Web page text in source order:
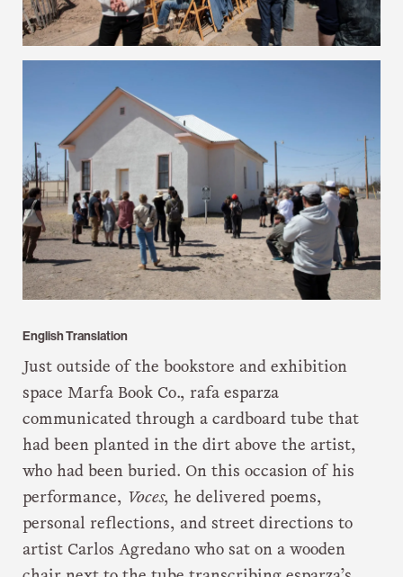
English Translation
Just outside of the bookstore and exhibition
space Marfa Book Co., rafa esparza
communicated through a cardboard tube that
had been planted in the dirt above the artist,
who had been buried. On this occasion of his
performance, Voces, he delivered poems,
personal reflections, and street directions to
artist Carlos Agredano who sat on a wooden